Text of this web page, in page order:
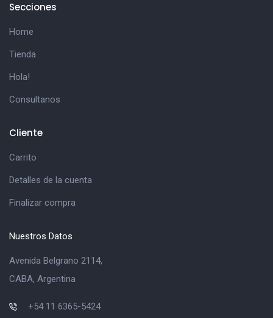
Secciones
Home
Tienda
Hola!
Consultanos
Cliente
Carrito
Detalles de la cuenta
Finalizar compra
Nuestros Datos
Avenida Belgrano 2114,
CABA, Argentina
+54 11 6365-5424